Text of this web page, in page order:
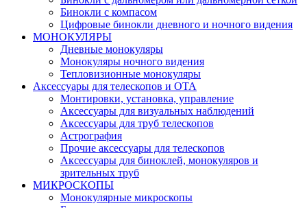
Бинокли с компасом
Цифровые бинокли дневного и ночного видения
МОНОКУЛЯРЫ
Дневные монокуляры
Монокуляры ночного видения
Тепловизионные монокуляры
Аксессуары для телескопов и ОТА
Монтировки, установка, управление
Аксессуары для визуальных наблюдений
Аксессуары для труб телескопов
Астрография
Прочие аксессуары для телескопов
Аксессуары для биноклей, монокуляров и
зрительных труб
МИКРОСКОПЫ
Монокулярные микроскопы